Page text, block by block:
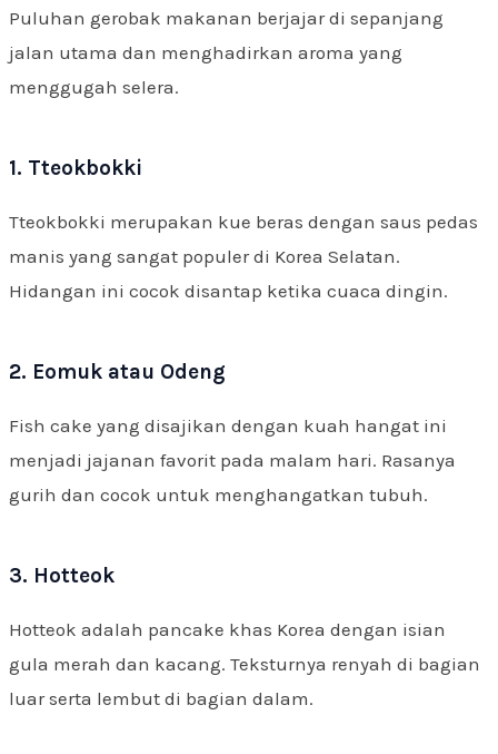
Puluhan gerobak makanan berjajar di sepanjang
jalan utama dan menghadirkan aroma yang
menggugah selera.
1. Tteokbokki
Tteokbokki merupakan kue beras dengan saus pedas
manis yang sangat populer di Korea Selatan.
Hidangan ini cocok disantap ketika cuaca dingin.
2. Eomuk atau Odeng
Fish cake yang disajikan dengan kuah hangat ini
menjadi jajanan favorit pada malam hari. Rasanya
gurih dan cocok untuk menghangatkan tubuh.
3. Hotteok
Hotteok adalah pancake khas Korea dengan isian
gula merah dan kacang. Teksturnya renyah di bagian
luar serta lembut di bagian dalam.